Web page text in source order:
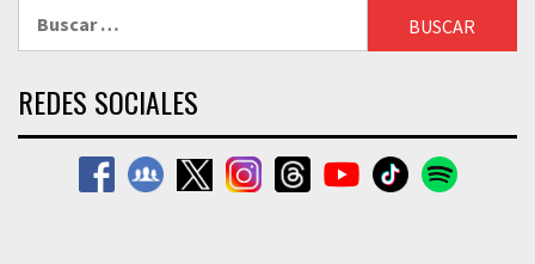
REDES SOCIALES